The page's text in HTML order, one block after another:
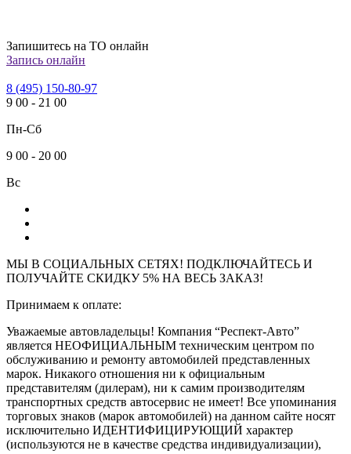
Запишитесь на ТО онлайн
Запись онлайн
8 (495) 150-80-97
9 00 - 21 00
Пн-Сб
9 00 - 20 00
Вс
МЫ В СОЦИАЛЬНЫХ СЕТЯХ! ПОДКЛЮЧАЙТЕСЬ И
ПОЛУЧАЙТЕ СКИДКУ 5% НА ВЕСЬ ЗАКАЗ!
Принимаем к оплате:
Уважаемые автовладельцы! Компания “Респект-Авто”
является НЕОФИЦИАЛЬНЫМ техническим центром по
обслуживанию и ремонту автомобилей представленных
марок. Никакого отношения ни к официальным
представителям (дилерам), ни к самим производителям
транспортных средств автосервис не имеет! Все упоминания
торговых знаков (марок автомобилей) на данном сайте носят
исключительно ИДЕНТИФИЦИРУЮЩИЙ характер
(используются не в качестве средства индивидуализации),